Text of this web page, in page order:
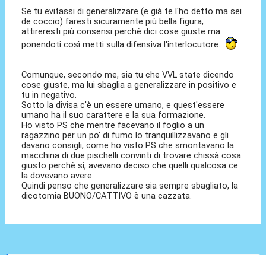
Se tu evitassi di generalizzare (e già te l'ho detto ma sei
de coccio) faresti sicuramente più bella figura,
attireresti più consensi perchè dici cose giuste ma
ponendoti così metti sulla difensiva l'interlocutore.
Comunque, secondo me, sia tu che VVL state dicendo
cose giuste, ma lui sbaglia a generalizzare in positivo e
tu in negativo.
Sotto la divisa c'è un essere umano, e quest'essere
umano ha il suo carattere e la sua formazione.
Ho visto PS che mentre facevano il foglio a un
ragazzino per un po' di fumo lo tranquillizzavano e gli
davano consigli, come ho visto PS che smontavano la
macchina di due pischelli convinti di trovare chissà cosa
giusto perchè sì, avevano deciso che quelli qualcosa ce
la dovevano avere.
Quindi penso che generalizzare sia sempre sbagliato, la
dicotomia BUONO/CATTIVO è una cazzata.